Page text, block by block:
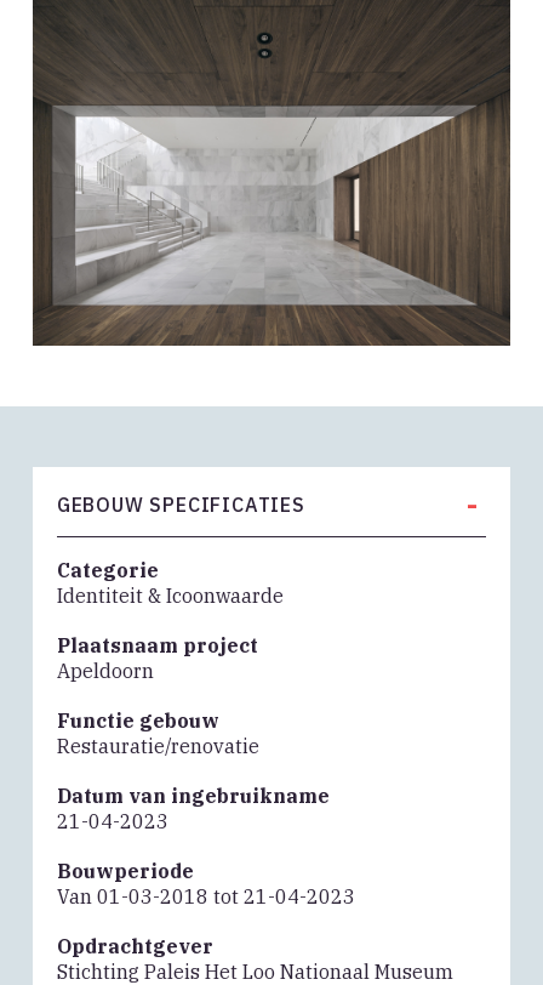
GEBOUW SPECIFICATIES -
Categorie
Identiteit & Icoonwaarde
Plaatsnaam project
Apeldoorn
Functie gebouw
Restauratie/renovatie
Datum van ingebruikname
21-04-2023
Bouwperiode
Van 01-03-2018 tot 21-04-2023
Opdrachtgever
Stichting Paleis Het Loo Nationaal Museum